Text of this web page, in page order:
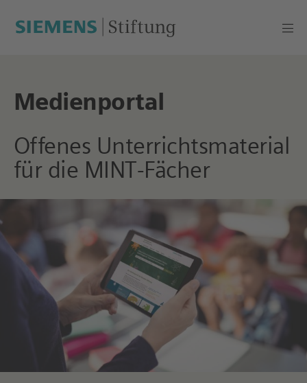
Medienportal
Offenes Unterrichts­material
für die MINT-Fächer